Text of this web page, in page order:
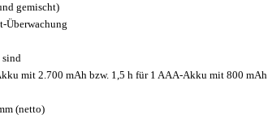
gemischt)
Überwachung
sind
mit 2.700 mAh bzw. 1,5 h für 1 AAA-Akku mit 800 mAh
(netto)